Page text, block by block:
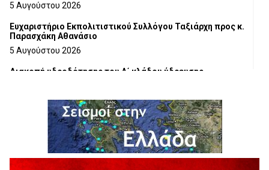
5 Αυγούστου 2026
Ευχαριστήριο Εκπολιτιστικού Συλλόγου Ταξιάρχη προς κ.
Παρασχάκη Αθανάσιο
5 Αυγούστου 2026
Διακοπή υδροδότησης του Α΄ κλάδου ύδρευσης
Η Marseaux στα Γρεβενά για μια μοναδική συναυλία
5 Αυγούστου 2026
Θερινό Σινεμά στο πλαίσιο του «Πολιτιστικού
Καλοκαιριού 2026» με την βραβευμένη ταινία «Μικρές
Ανάσες».